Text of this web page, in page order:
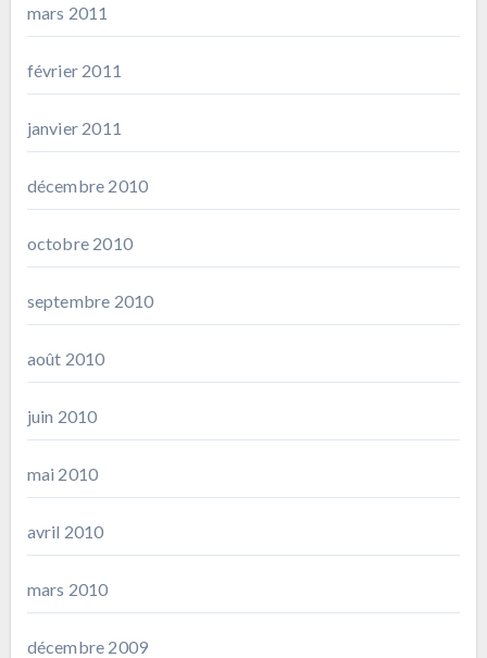
mars 2011
février 2011
janvier 2011
décembre 2010
octobre 2010
septembre 2010
août 2010
juin 2010
mai 2010
avril 2010
mars 2010
décembre 2009